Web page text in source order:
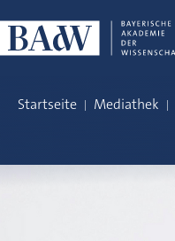
Startseite Mediathek